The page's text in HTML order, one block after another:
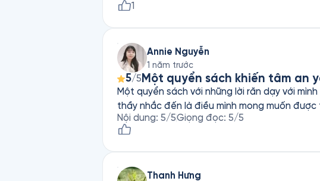
1
Annie Nguyễn
1 năm trước
5/5 Một quyển sách khiến tâm an
Một quyển sách với những lời răn dạy với
thầy nhắc đến là điều mình mong muốn
Nội dung: 5/5Giọng đọc: 5/5
Thanh Hưng